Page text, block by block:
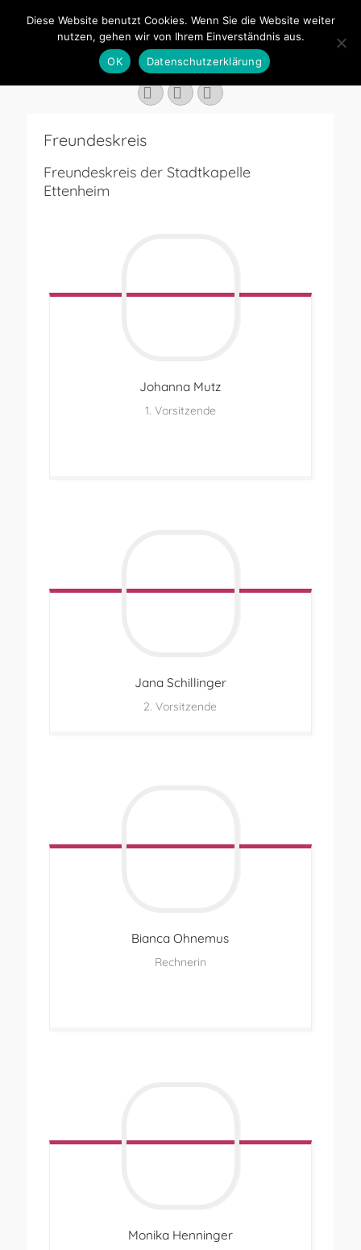
Stadtkapelle
Ettenheim
Suchen
Facebook
YouTubeInstagram
Freundeskreis
Freundeskreis der Stadtkapelle
Ettenheim
Johanna Mutz
1. Vorsitzende
Jana Schillinger
2. Vorsitzende
Bianca Ohnemus
Rechnerin
Monika Henninger
Diese Website benutzt Cookies. Wenn Sie die Website weiter
nutzen, gehen wir von Ihrem Einverständnis aus.
OK
Datenschutzerklärung